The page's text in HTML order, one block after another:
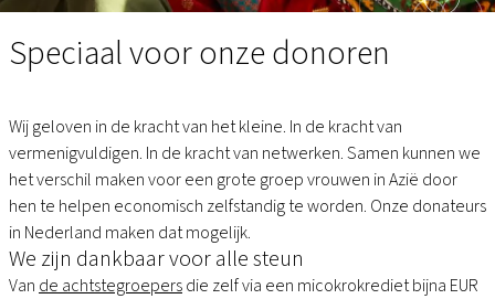
Speciaal
voor
Speciaal voor onze donoren
Wij geloven in de kracht van het kleine. In de kracht van
vermenigvuldigen. In de kracht van netwerken. Samen kunnen we
het verschil maken voor een grote groep vrouwen in Azië door
hen te helpen economisch zelfstandig te worden. Onze donateurs
in Nederland maken dat mogelijk.
We zijn dankbaar voor alle steun
Van de achtstegroepersdie zelf via een micokrokrediet bijna EUR